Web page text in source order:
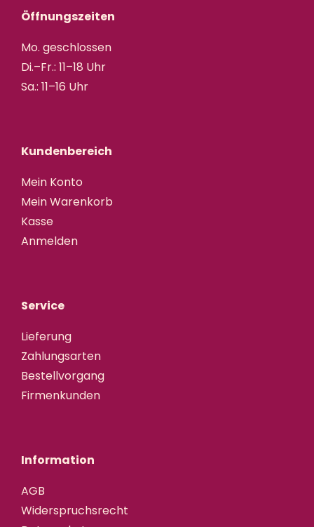
Öffnungszeiten
Mo. geschlossen
Di.–Fr.: 11–18 Uhr
Sa.: 11–16 Uhr
Kundenbereich
Mein Konto
Mein Warenkorb
Kasse
Anmelden
Service
Lieferung
Zahlungsarten
Bestellvorgang
Firmenkunden
Information
AGB
Widerspruchsrecht